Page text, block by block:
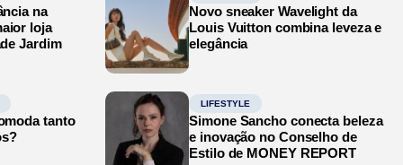
na
loja
Jardim
Novo sneaker Wavelight da
Louis Vuitton combina leveza e
elegância
tanto
LIFESTYLE
Simone Sancho conecta beleza
e inovação no Conselho de
Estilo de MONEY REPORT